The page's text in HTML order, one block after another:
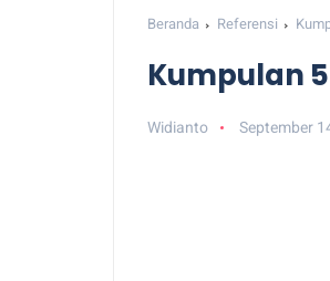
Beranda Referensi
Kumpulan
Widianto September